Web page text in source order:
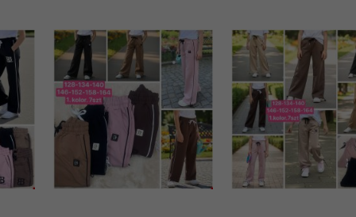
osobowych.
udzielonego przez
29 sierpnia 1997 r. o
przechowujemy na
jedynie uprawnieni